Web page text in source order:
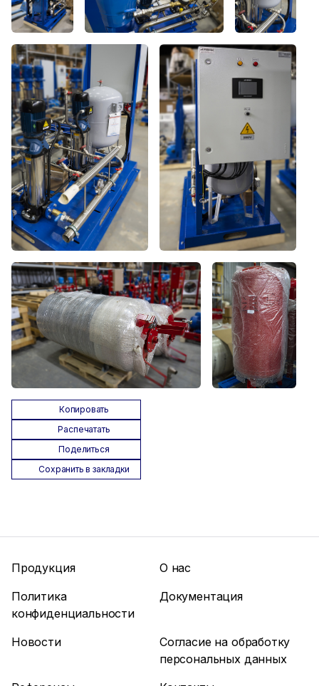
Копировать
Распечатать
Поделиться
Сохранить в закладки
Продукция
О нас
Политика
конфиденциальности
Документация
Новости
Согласие на обработку
персональных данных